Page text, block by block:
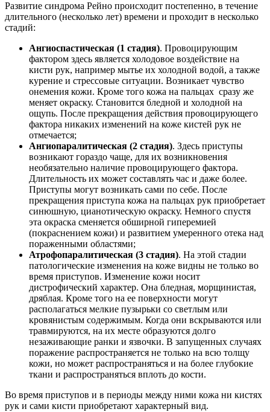
Развитие синдрома Рейно происходит постепенно, в течение
длительного (несколько лет) времени и проходит в несколько
стадий:
Ангиоспастическая (1 стадия). Провоцирующим
фактором здесь является холодовое воздействие на
кисти рук, например мытье их холодной водой, а также
курение и стрессовые ситуации. Возникает чувство
онемения кожи. Кроме того кожа на пальцах сразу же
меняет окраску. Становится бледной и холодной на
ощупь. После прекращения действия провоцирующего
фактора никаких изменений на коже кистей рук не
отмечается;
Ангиопаралитическая (2 стадия). Здесь приступы
возникают гораздо чаще, для их возникновения
необязательно наличие провоцирующего фактора.
Длительность их может составлять час и даже более.
Приступы могут возникать сами по себе. После
прекращения приступа кожа на пальцах рук приобретает
синюшную, цианотическую окраску. Немного спустя
эта окраска сменяется обширной гиперемией
(покраснением кожи) и развитием умеренного отека над
пораженными областями;
Атрофопаралитическая (3 стадия). На этой стадии
патологические изменения на коже видны не только во
время приступов. Изменение кожи носит
дистрофический характер. Она бледная, морщинистая,
дряблая. Кроме того на ее поверхности могут
располагаться мелкие пузырьки со светлым или
кровянистым содержимым. Когда они вскрываются или
травмируются, на их месте образуются долго
незаживающие ранки и язвочки. В запущенных случаях
поражение распространяется не только на всю толщу
кожи, но может распространяться и на более глубокие
ткани и распространяться вплоть до кости.
Во время приступов и в периоды между ними кожа ни кистях
рук и сами кисти приобретают характерный вид.